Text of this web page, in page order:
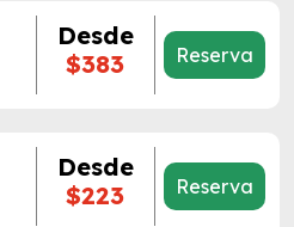
Desde
$383
Reserva
Desde
$223
Reserva